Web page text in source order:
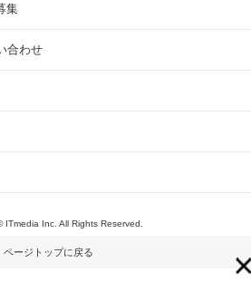
集
合わせ
ITmedia Inc. All Rights Reserved.
ページトップに戻る